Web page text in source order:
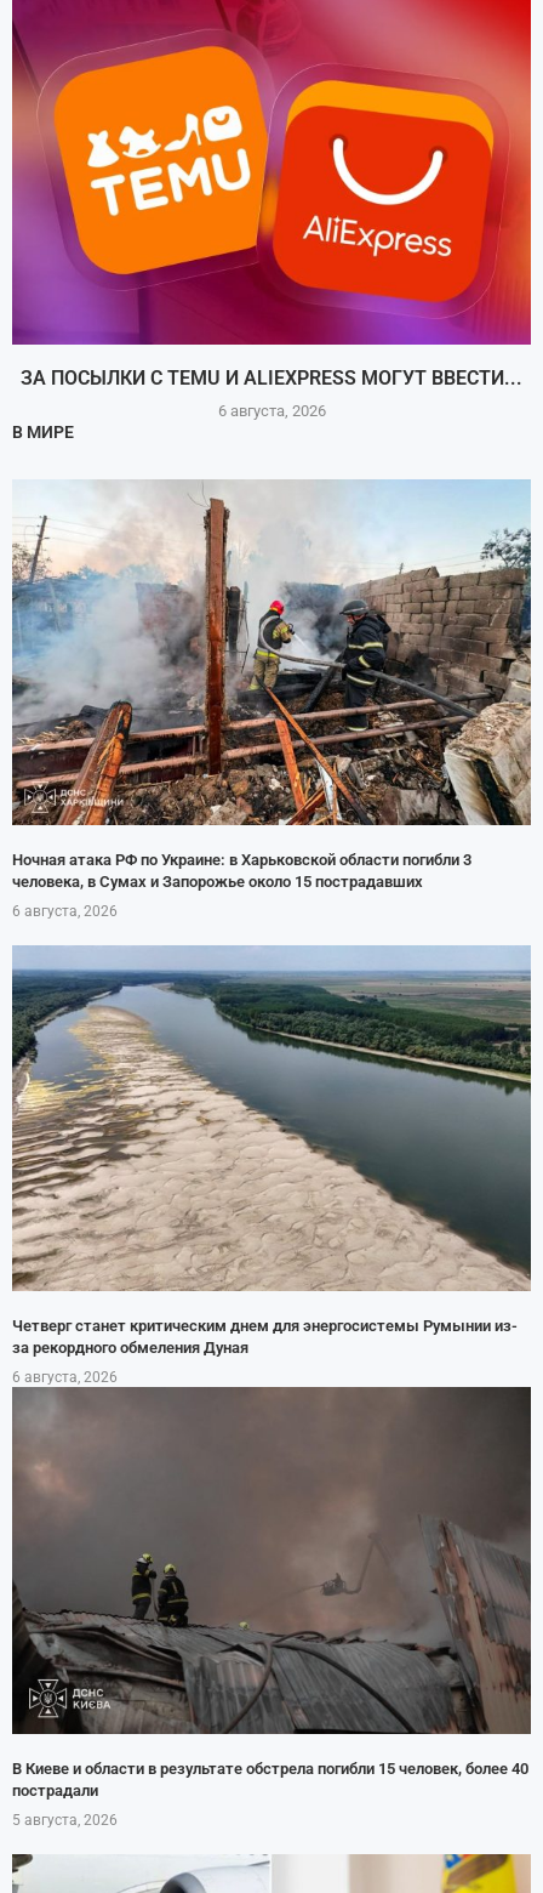
ЗА ПОСЫЛКИ С TEMU И ALIEXPRESS МОГУТ ВВЕСТИ...
6 августа, 2026
В МИРЕ
Ночная атака РФ по Украине: в Харьковской области погибли 3
человека, в Сумах и Запорожье около 15 пострадавших
6 августа, 2026
Четверг станет критическим днем для энергосистемы Румынии из-
за рекордного обмеления Дуная
6 августа, 2026
В Киеве и области в результате обстрела погибли 15 человек, более 40
пострадали
5 августа, 2026